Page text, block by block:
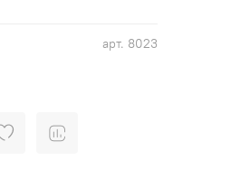
арт. 8023